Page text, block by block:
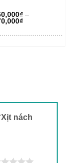
5.00
sao
₫–
₫
nách